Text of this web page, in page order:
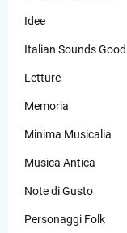
Idee
Italian Sounds Good
Letture
Memoria
Minima Musicalia
Musica Antica
Note di Gusto
Personaggi Folk